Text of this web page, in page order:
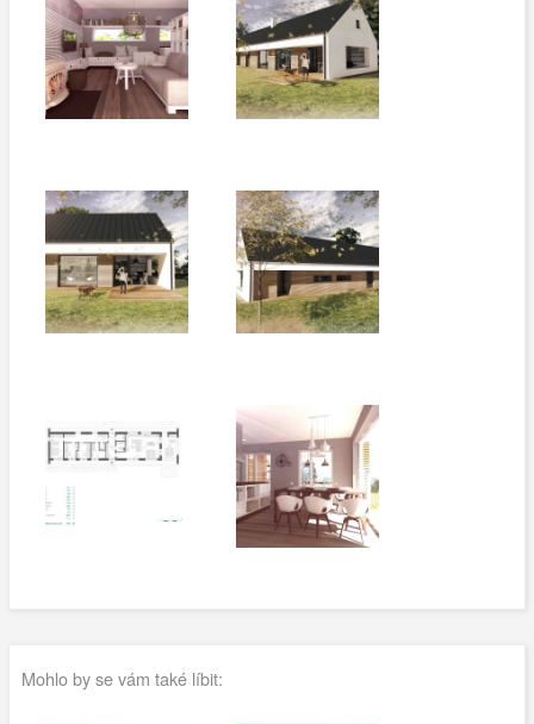
Mohlo by se vám také líbit: